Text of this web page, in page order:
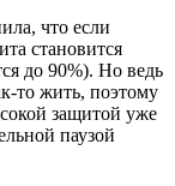
что если
становится
до 90%). Но ведь
то жить, поэтому
защитой уже
паузой